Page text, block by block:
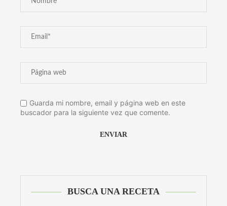
Guarda mi nombre, email y página web en este
buscador para la siguiente vez que comente.
BUSCA UNA RECETA